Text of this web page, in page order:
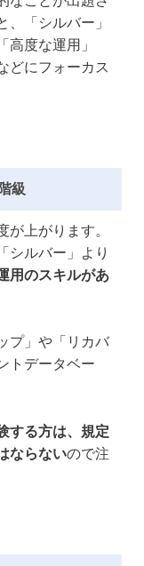
、「シルバー」
高度な運用」
どにフォーカス
級
が上がります。
シルバー」より
用のスキルがあ
プ」や「リカバ
トデータベー
する方は、規定
ならないので注